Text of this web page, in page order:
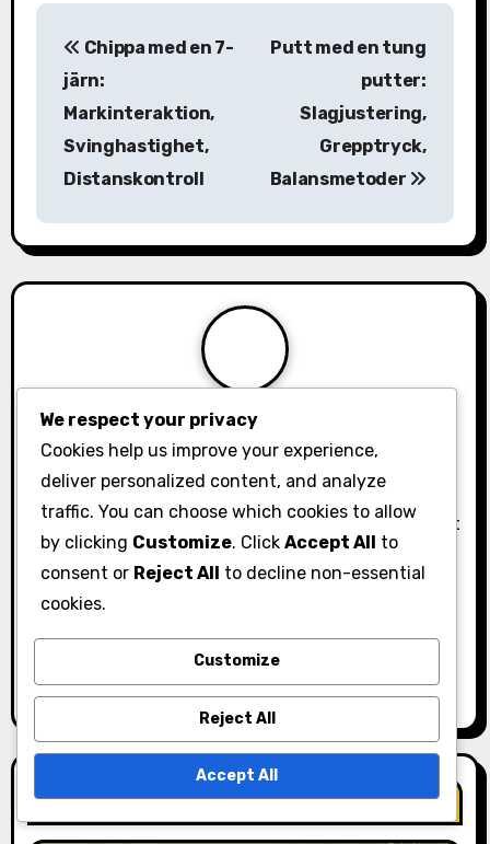
P
a
v
g
a
t
i
o
n
Chippa med en 7-
järn:
Markinteraktion,
Svinghastighet,
Distanskontroll
Putt med en tung
putter:
Slagjustering,
Grepptryck,
Balansmetoder
ByLila Hawthorne
Lila Hawthorne är en passionerad golfentusiast och
författare baserad i Kalifornien. Med flera års
erfarenhet på golfbanan specialiserar hon sig på att
bryta ner detaljerna i olika golfslag, vilket hjälper
spelare på alla nivåer att förbättra sitt spel. När hon
inte är på banan tycker Lila om att dela med sig av
tips och insikter genom sina engagerande artiklar
Related Post
We respect your privacy
Cookies help us improve your experience,
deliver personalized content, and analyze
traffic. You can choose which cookies to allow
by clicking Customize. Click Accept All to
consent or Reject All to decline non-essential
cookies.
Customize
Reject All
Accept All